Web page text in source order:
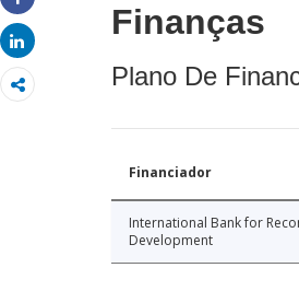
Share
Share
Finanças
Plano De
Financiador
International Bank for
Development